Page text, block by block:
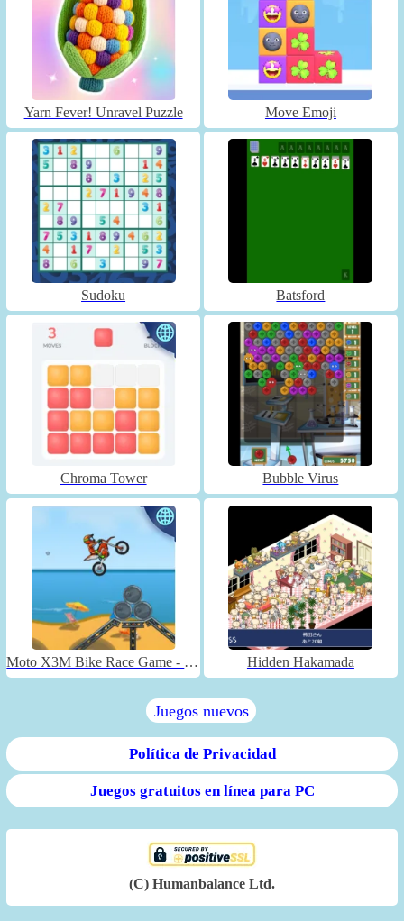
Yarn Fever! Unravel Puzzle Move Emoji
Sudoku Batsford
Chroma Tower Bubble Virus
Moto X3M Bike Race Game - Unblocked Hidden Hakamada
Juegos nuevos
Política de Privacidad
Juegos gratuitos en línea para PC
(C) Humanbalance Ltd.